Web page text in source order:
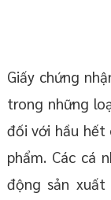
Giấy chứng
trong những
đối với hầu hết
phẩm. Các cá
động sản